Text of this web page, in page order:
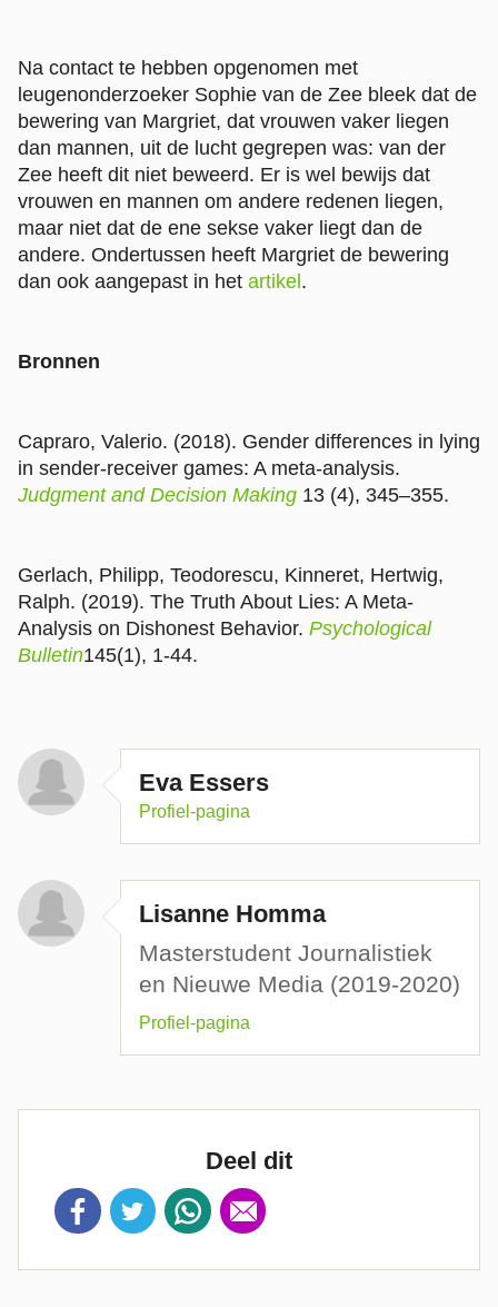
Na contact te hebben opgenomen met
leugenonderzoeker Sophie van de Zee bleek dat de
bewering van Margriet, dat vrouwen vaker liegen
dan mannen, uit de lucht gegrepen was: van der
Zee heeft dit niet beweerd. Er is wel bewijs dat
vrouwen en mannen om andere redenen liegen,
maar niet dat de ene sekse vaker liegt dan de
andere. Ondertussen heeft Margriet de bewering
dan ook aangepast in het artikel.
Bronnen
Capraro, Valerio. (2018). Gender differences in lying
in sender-receiver games: A meta-analysis.
Judgment and Decision Making 13 (4), 345–355.
Gerlach, Philipp, Teodorescu, Kinneret, Hertwig,
Ralph. (2019). The Truth About Lies: A Meta-
Analysis on Dishonest Behavior. Psychological
Bulletin145(1), 1-44.
Eva Essers
Profiel-pagina
Lisanne Homma
Masterstudent Journalistiek
en Nieuwe Media (2019-2020)
Profiel-pagina
Deel dit